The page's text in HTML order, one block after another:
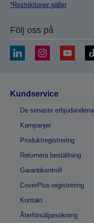
*Restriktioner gäller
Följ oss på
Kundservice
De senaste erbjudandena
Kampanjer
Produktregistrering
Returnera beställning
Garantikontroll
CoverPlus-registrering
Kontakt
Återförsäljarsökning